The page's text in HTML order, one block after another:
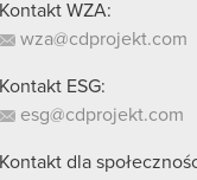
Kontakt WZA:
wza@cdprojekt.com
Kontakt ESG:
esg@cdprojekt.com
Kontakt dla